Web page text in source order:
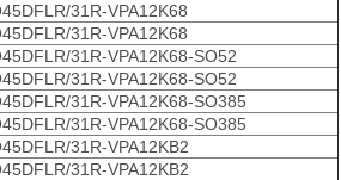
31R-VPA12K68
31R-VPA12K68
31R-VPA12K68-SO52
31R-VPA12K68-SO52
31R-VPA12K68-SO385
31R-VPA12K68-SO385
31R-VPA12KB2
31R-VPA12KB2